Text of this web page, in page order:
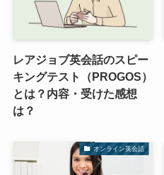
レアジョブ英会話のスピー
キングテスト（PROGOS）
とは？内容・受けた感想
は？
オンライン英会話